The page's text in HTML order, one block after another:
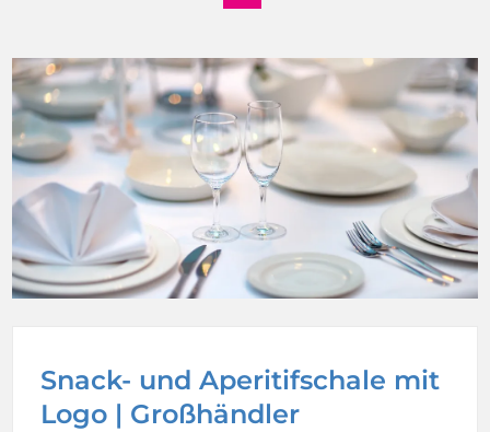
Snack- und Aperitifschale mit
Logo | Großhändler